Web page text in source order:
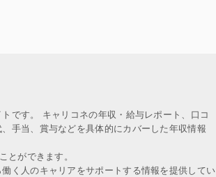
です。 キャリコネの年収・給与レポート、口コ
手当、賞与などを具体的にカバーした年収情報
ができます。
く人のキャリアをサポートする情報を提供してい